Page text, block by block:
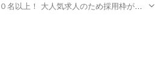
以上！ 大人気求人のため採用枠が埋